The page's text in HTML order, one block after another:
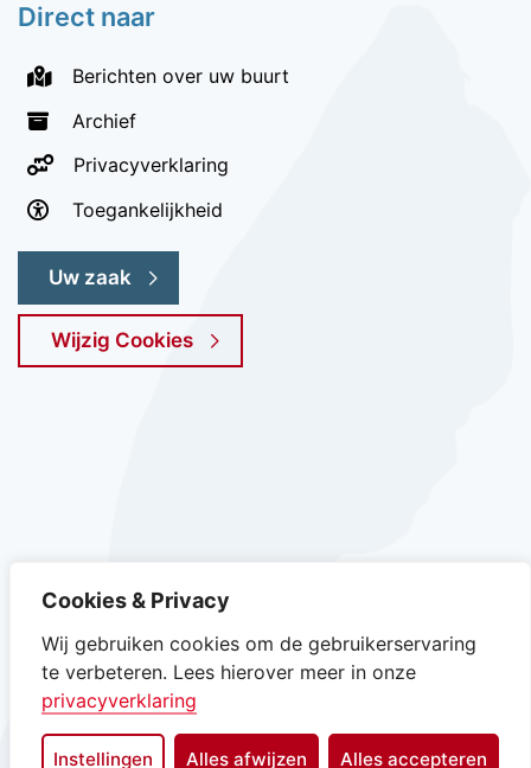
Cookies & Privacy
Wij gebruiken cookies om de gebruikerservaring
te verbeteren. Lees hierover meer in onze
privacyverklaring
Instellingen Alles afwijzen Alles accepteren
Direct naar
Berichten over uw buurt
Archief
Privacyverklaring
Toegankelijkheid
Uw zaak
Wijzig Cookies
Instagram van gemeente Texel, opent in nieuw
Facebook van gemeente Texel, opent in
YouTube kanaal van gemeente